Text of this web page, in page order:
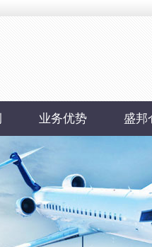
业务优势 盛邦